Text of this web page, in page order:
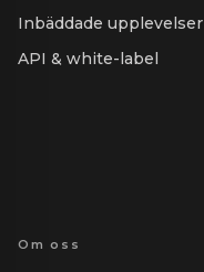
Inbäddade upplevelser
API & white-label
Om oss